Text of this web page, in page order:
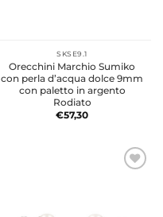
SKSE9.1
Orecchini Marchio Sumiko
con perla d’acqua dolce 9mm
con paletto in argento
Rodiato
€57,30